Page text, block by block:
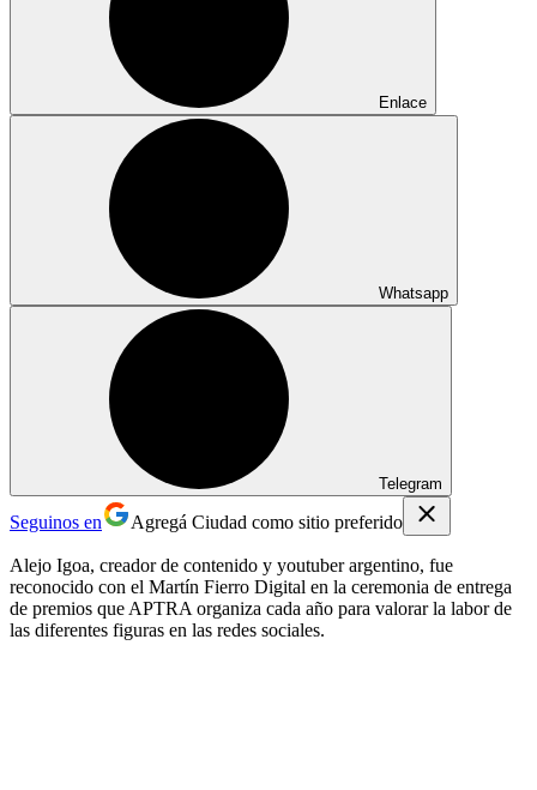
Enlace
Whatsapp
Telegram
Seguinos en Agregá Ciudad como sitio preferido
Alejo Igoa, creador de contenido y youtuber argentino, fue
reconocido con el Martín Fierro Digital en la ceremonia de entrega
de premios que APTRA organiza cada año para valorar la labor de
las diferentes figuras en las redes sociales.